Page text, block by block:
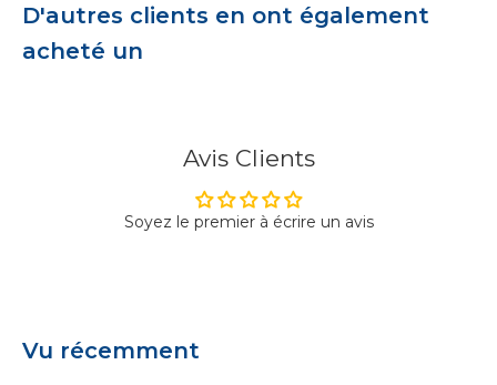
D'autres clients en ont également
acheté un
Avis Clients
Soyez le premier à écrire un avis
Vu récemment